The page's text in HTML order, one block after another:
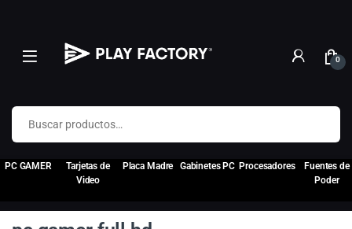
0
Buscar por:
PC GAMER
Tarjetas de
Video
Placa Madre Gabinetes PC Procesadores
Fuentes de
Poder